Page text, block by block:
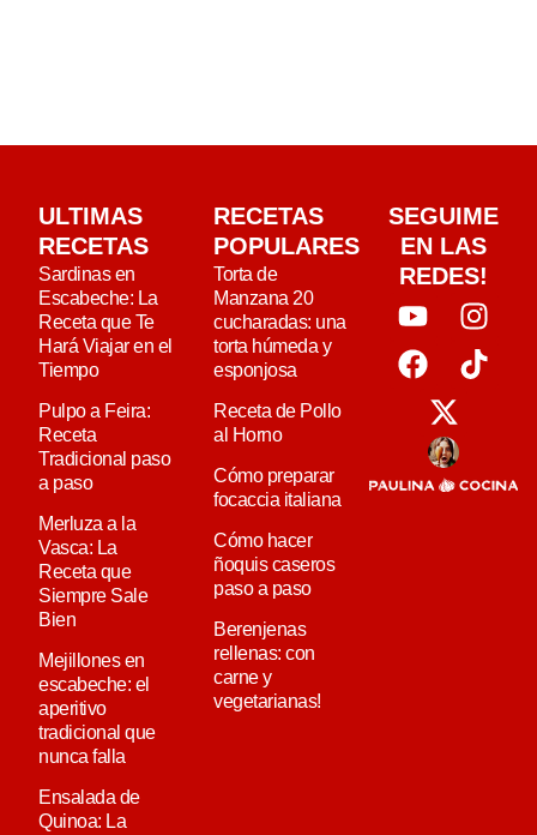
ULTIMAS
RECETAS
Sardinas en
Escabeche: La
Receta que Te
Hará Viajar en el
Tiempo
Pulpo a Feira:
Receta
Tradicional paso
a paso
Merluza a la
Vasca: La
Receta que
Siempre Sale
Bien
Mejillones en
escabeche: el
aperitivo
tradicional que
nunca falla
Ensalada de
Quinoa: La
RECETAS
POPULARES
Torta de
Manzana 20
cucharadas: una
torta húmeda y
esponjosa
Receta de Pollo
al Horno
Cómo preparar
focaccia italiana
Cómo hacer
ñoquis caseros
paso a paso
Berenjenas
rellenas: con
carne y
vegetarianas!
SEGUIME
EN LAS
REDES!